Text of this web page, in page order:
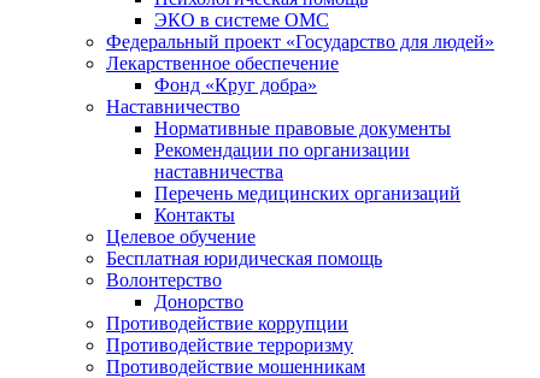
ЭКО в системе ОМС
Федеральный проект «Государство для людей»
Лекарственное обеспечение
Фонд «Круг добра»
Наставничество
Нормативные правовые документы
Рекомендации по организации
наставничества
Перечень медицинских организаций
Контакты
Целевое обучение
Бесплатная юридическая помощь
Волонтерство
Донорство
Противодействие коррупции
Противодействие терроризму
Противодействие мошенникам